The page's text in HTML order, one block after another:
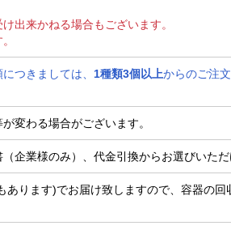
出来かねる場合もございます。
つきましては、 1種類3個以上からのご注
変わる場合がございます。
企業様のみ）、代金引換からお選びいただ
ります)でお届け致しますので、容器の回